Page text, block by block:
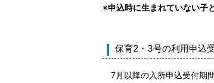
※申込時に生まれていない子
保育2・3号の利用申込
7月以降の入所申込受付期